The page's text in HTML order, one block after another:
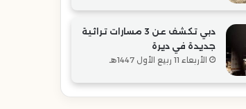
دبي تكشف عن 3 مسارات تراثية
جديدة في ديرة
الأربعاء 11 ربيع الأول 1447هـ